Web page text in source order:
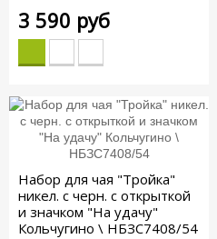
3 590 руб
Набор для чая "Тройка"
никел. с черн. с открыткой
и значком "На удачу"
Кольчугино \ НБЗС7408/54